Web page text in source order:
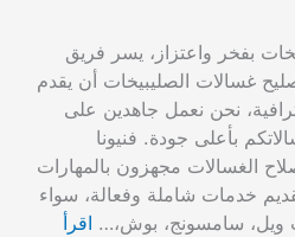
بفخر واعتزاز، يسر فريق
غسالات الصليبيخات أن يقدم
نحن نعمل جاهدين على
بأعلى جودة. فنيونا
الغسالات مجهزون بالمهارات
خدمات شاملة وفعالة، سواء
ويل، سامسونج، بوش،… اقرأ